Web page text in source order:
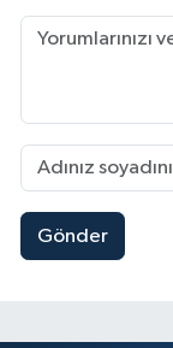
Gönder